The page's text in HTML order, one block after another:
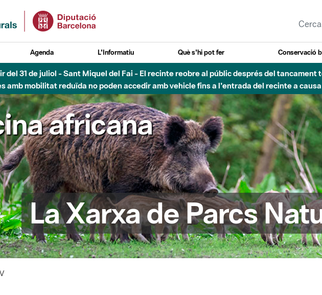
Agenda L'Informatiu Què s'hi pot fer Conservació
del 31 de juliol - Sant Miquel del Fai - El recinte reobre al públic després del
amb mobilitat reduïda no poden accedir amb vehicle fins a l'entrada del recinte a
africana
La Xarxa de Parcs
V